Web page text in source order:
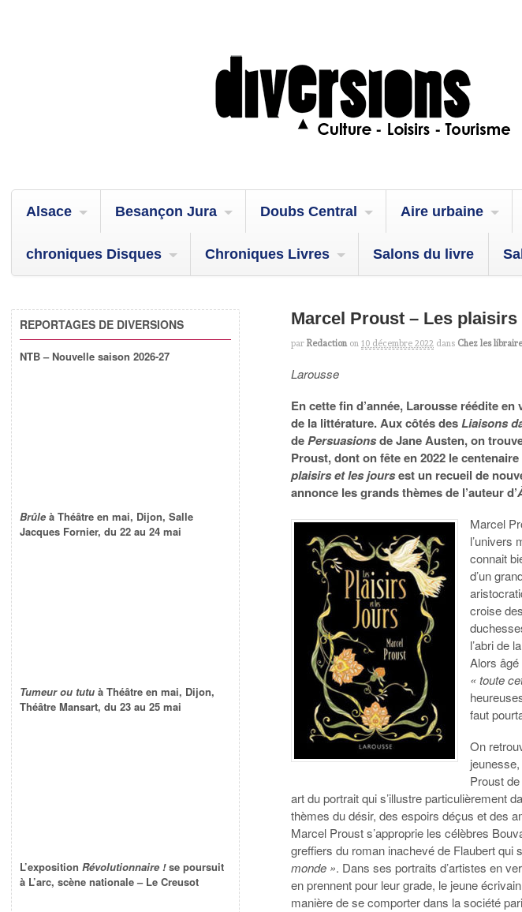
Alsace Besançon Jura Doubs Central Aire urbaine
chroniques Disques Chroniques Livres Salons du livre
Marcel Proust – Les
par Redaction on 10 décembre 2022 dans Chez les
Larousse
En cette fin d’année, Larousse réédite
de la littérature. Aux côtés desLiaisons
dePersuasionsde Jane Austen, on
Proust, dont on fête en 2022 le
plaisirs et les joursest un recueil de
annonce les grands thèmes de l’auteur d’
Marcel
l’univers
connait
d’un
croise
l’abri de
Alors
« toute
faut
On
Proust de
art du portrait qui s’illustre particulièrement
thèmes du désir, des espoirs déçus et des
Marcel Proust s’approprie les célèbres
greffiers du roman inachevé de Flaubert qui
monde ». Dans ses portraits d’artistes en
en prennent pour leur grade, le jeune
manière de se comporter dans la société
REPORTAGES DE DIVERSIONS
NTB – Nouvelle saison 2026-27
Brûle à Théâtre en mai, Dijon, Salle
Jacques Fornier, du 22 au 24 mai
Tumeur ou tutu à Théâtre en mai, Dijon,
Théâtre Mansart, du 23 au 25 mai
L’exposition Révolutionnaire !se poursuit
à L’arc, scène nationale – Le Creusot